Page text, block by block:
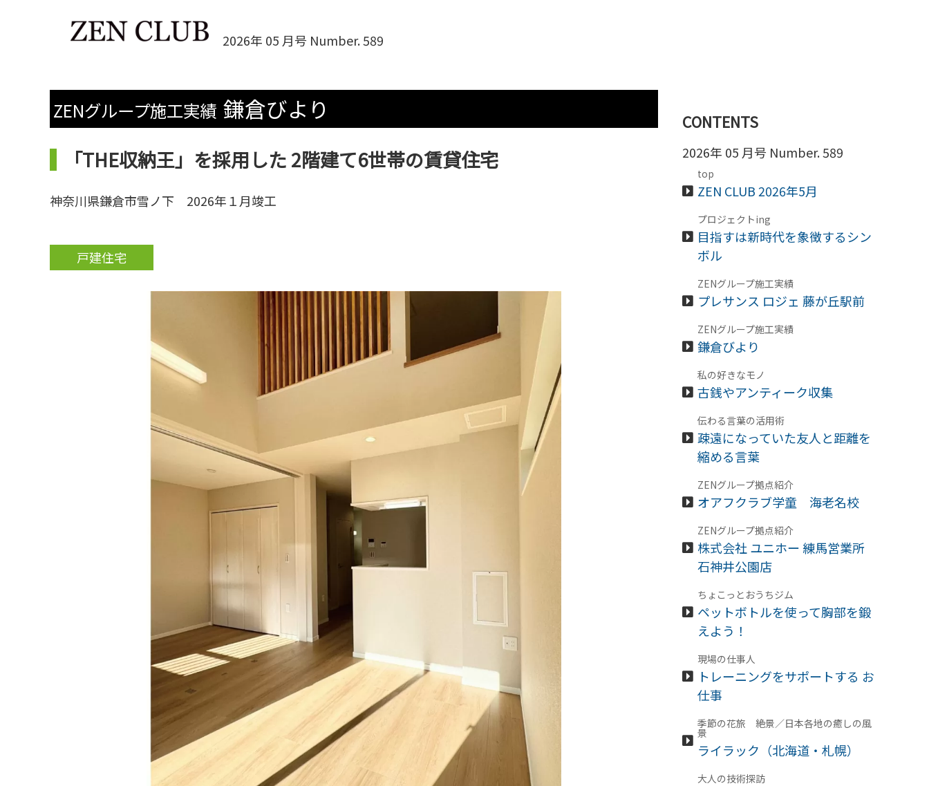
2026年 05 月号 Number. 589
ZENグループ施工実績 鎌倉びより
「THE収納王」を採用した 2階建て6世帯の賃貸住宅
神奈川県鎌倉市雪ノ下 2026年１月竣工
戸建住宅
CONTENTS
2026年 05 月号 Number. 589
top
ZEN CLUB 2026年5月
プロジェクトing
目指すは新時代を象徴するシン
ボル
ZENグループ施工実績
プレサンス ロジェ 藤が丘駅前
ZENグループ施工実績
鎌倉びより
私の好きなモノ
古銭やアンティーク収集
伝わる言葉の活用術
疎遠になっていた友人と距離を
縮める言葉
ZENグループ拠点紹介
オアフクラブ学童 海老名校
ZENグループ拠点紹介
株式会社 ユニホー 練馬営業所
石神井公園店
ちょこっとおうちジム
ペットボトルを使って胸部を鍛
えよう！
現場の仕事人
トレーニングをサポートする お
仕事
季節の花旅 絶景／日本各地の癒しの風
景
ライラック（北海道・札幌）
大人の技術探訪